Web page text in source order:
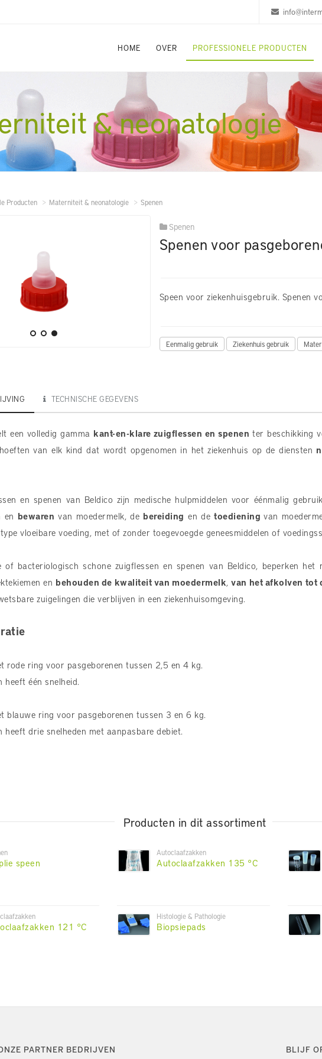
HOME OVER PROFESSIONELE PRODUCTEN
& neonatologie
Producten Materniteit & neonatologie Spenen
Spenen
Spenen voor
Speen voor ziekenhuisgebruik. Spenen
Eenmalig gebruik Ziekenhuis gebruik
TECHNISCHE GEGEVENS
een volledig gamma kant-en-klare zuigflessen en spenen ter beschikking
van elk kind dat wordt opgenomen in het ziekenhuis op de diensten
en spenen van Beldico zijn medische hulpmiddelen voor éénmalig
en bewaren van moedermelk, de bereiding en detoedieningvan
vloeibare voeding, met of zonder toegevoegde geneesmiddelen of
of bacteriologisch schone zuigflessen en spenen van Beldico, beperken
en behouden de kwaliteit van moedermelk,van het afkolven tot
zuigelingen die verblijven in een ziekenhuisomgeving.
rode ring voor pasgeborenen tussen 2,5 en 4 kg.
heeft één snelheid.
blauwe ring voor pasgeborenen tussen 3 en 6 kg.
heeft drie snelheden met aanpasbare debiet.
Producten in dit assortiment
speen
121 °C
Autoclaafzakken
Autoclaafzakken 135 °C
Histologie & Pathologie
Biopsiepads
PARTNER BEDRIJVEN BLIJF